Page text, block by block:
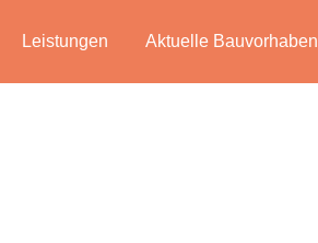
Leistungen Aktuelle Bauvorhaben